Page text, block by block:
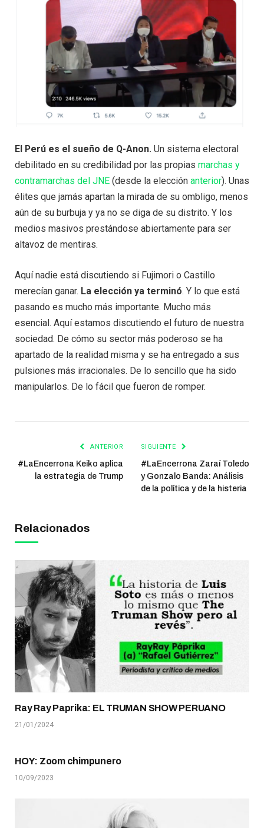
El Perú es el sueño de Q-Anon. Un sistema electoral
debilitado en su credibilidad por las propias marchas y
contramarchas del JNE (desde la elección anterior). Unas
élites que jamás apartan la mirada de su ombligo, menos
aún de su burbuja y ya no se diga de su distrito. Y los
medios masivos prestándose abiertamente para ser
altavoz de mentiras.
Aquí nadie está discutiendo si Fujimori o Castillo
merecían ganar. La elección ya terminó. Y lo que está
pasando es mucho más importante. Mucho más
esencial. Aquí estamos discutiendo el futuro de nuestra
sociedad. De cómo su sector más poderoso se ha
apartado de la realidad misma y se ha entregado a sus
pulsiones más irracionales. De lo sencillo que ha sido
manipularlos. De lo fácil que fueron de romper.
ANTERIOR
#LaEncerrona Keiko aplica
la estrategia de Trump
SIGUIENTE
#LaEncerrona Zaraí Toledo
y Gonzalo Banda: Análisis
de la política y de la histeria
Relacionados
Ray Ray Paprika: EL TRUMAN SHOW PERUANO
21/01/2024
HOY: Zoom chimpunero
10/09/2023